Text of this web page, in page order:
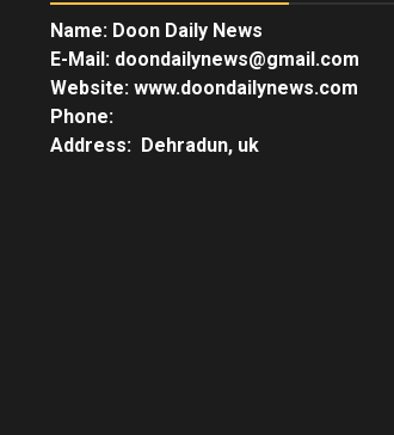
Name: Doon Daily News
E-Mail: doondailynews@gmail.com
Website: www.doondailynews.com
Phone:
Address: Dehradun, uk